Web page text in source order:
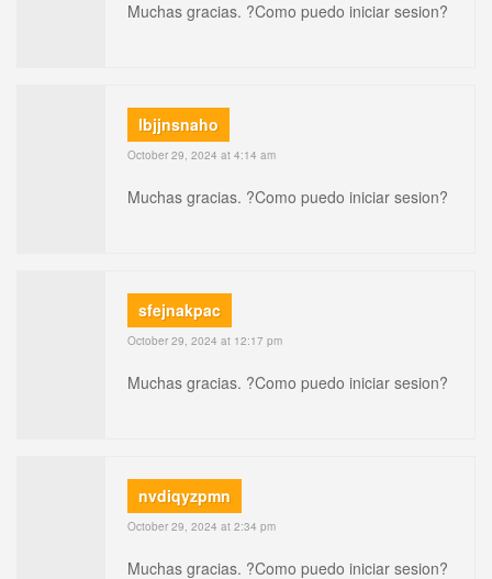
Muchas gracias. ?Como puedo iniciar sesion?
lbjjnsnaho
October 29, 2024 at 4:14 am
Muchas gracias. ?Como puedo iniciar sesion?
sfejnakpac
October 29, 2024 at 12:17 pm
Muchas gracias. ?Como puedo iniciar sesion?
nvdiqyzpmn
October 29, 2024 at 2:34 pm
Muchas gracias. ?Como puedo iniciar sesion?